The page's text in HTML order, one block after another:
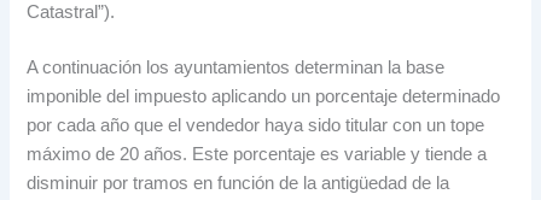
Catastral”).
A continuación los ayuntamientos determinan la base
imponible del impuesto aplicando un porcentaje determinado
por cada año que el vendedor haya sido titular con un tope
máximo de 20 años. Este porcentaje es variable y tiende a
disminuir por tramos en función de la antigüedad de la